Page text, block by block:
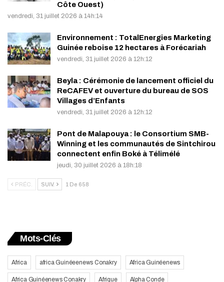
Côte Ouest)
vendredi, 31 juillet 2026 à 14h:14
Environnement : TotalEnergies Marketing
Guinée reboise 12 hectares à Forécariah
vendredi, 31 juillet 2026 à 12h:12
Beyla : Cérémonie de lancement officiel du
ReCAFEV et ouverture du bureau de SOS
Villages d’Enfants
vendredi, 31 juillet 2026 à 12h:12
Pont de Malapouya : le Consortium SMB-
Winning et les communautés de Sintchirou
connectent enfin Boké à Télimélé
jeudi, 30 juillet 2026 à 18h:18
PRÉC. SUIV. 1 De 658
Mots-Clés
Africa africa Guinéeenews Conakry Africa Guinéenews
Africa Guinéenews Conakry Afrique Alpha Conde